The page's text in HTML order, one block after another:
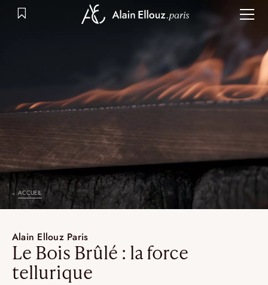
ACCUEIL
Alain Ellouz Paris
Le Bois Brûlé : la force
tellurique